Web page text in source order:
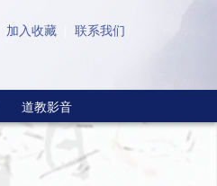
加入收藏 联系我们
道教影音